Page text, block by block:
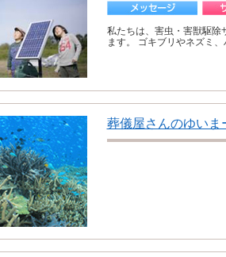
私たちは、害虫・害獣駆除
ます。 ゴキブリやネズミ
葬儀屋さんのゆいま